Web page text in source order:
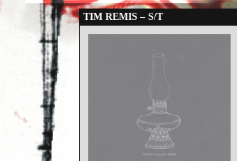
TIM REMIS – S/T